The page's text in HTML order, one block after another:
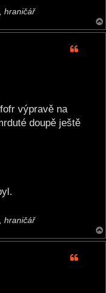
hraničář
výpravě na
doupě ještě
hraničář